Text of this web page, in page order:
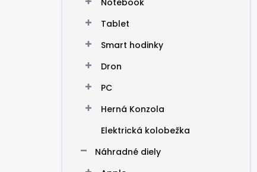
Notebook
Tablet
Smart hodinky
Dron
PC
Herná Konzola
Elektrická kolobežka
Náhradné diely